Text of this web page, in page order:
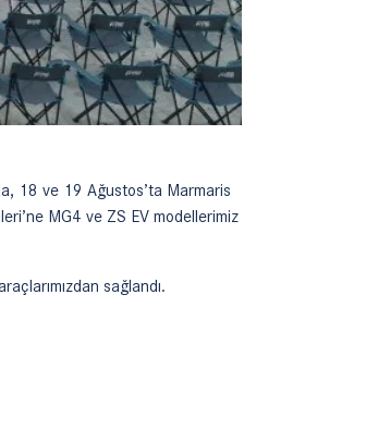
18 ve 19 Ağustos’ta Marmaris
MG4 ve ZS EV modellerimiz
sağlandı.